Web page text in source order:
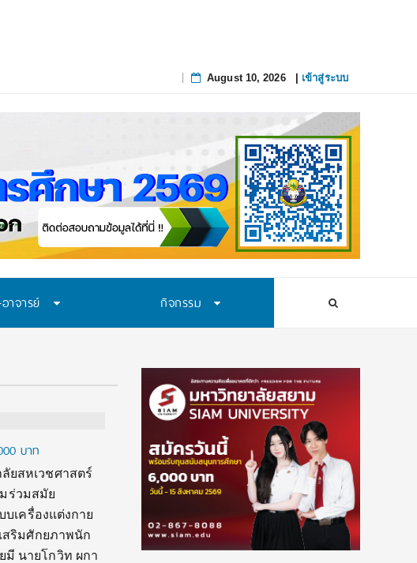
August 10, 2026| เข้าสู่ระบบ
าจารย์ กิจกรรม
บาท
ยสหเวชศาสตร์
ร่วมสมัย
เครื่องแต่งกาย
เสริมศักยภาพนัก
มี นายโกวิท ผกา